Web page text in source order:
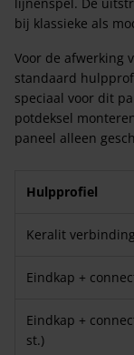
bij klassieke als
Voor de afwerking
standaard
speciaal voor dit
potdeksel
paneel alleen
Hulpprofiel
Keralit
Eindkap +
Eindkap +
st.)